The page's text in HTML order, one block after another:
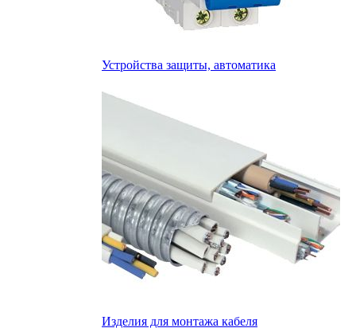
Устройства защиты, автоматика
Изделия для монтажа кабеля